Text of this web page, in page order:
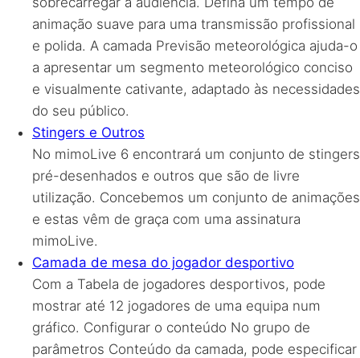
animação suave para uma transmissão profissional
e polida. A camada Previsão meteorológica ajuda-o
a apresentar um segmento meteorológico conciso
e visualmente cativante, adaptado às necessidades
do seu público.
Stingers e Outros
No mimoLive 6 encontrará um conjunto de stingers
pré-desenhados e outros que são de livre
utilização. Concebemos um conjunto de animações
e estas vêm de graça com uma assinatura
mimoLive.
Camada de mesa do jogador desportivo
Com a Tabela de jogadores desportivos, pode
mostrar até 12 jogadores de uma equipa num
gráfico. Configurar o conteúdo No grupo de
parâmetros Conteúdo da camada, pode especificar